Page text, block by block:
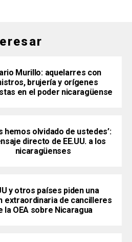
Murillo: aquelarres con
brujería y orígenes
en el poder nicaragüense
hemos olvidado de ustedes’:
directo de EE.UU. a los
nicaragüenses
y otros países piden una
extraordinaria de cancilleres
la OEA sobre Nicaragua